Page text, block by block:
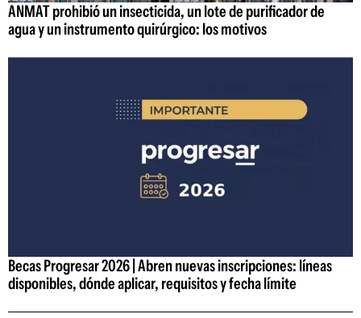
ANMAT prohibió un insecticida, un lote de purificador de
agua y un instrumento quirúrgico: los motivos
Becas Progresar 2026 | Abren nuevas inscripciones: líneas
disponibles, dónde aplicar, requisitos y fecha límite